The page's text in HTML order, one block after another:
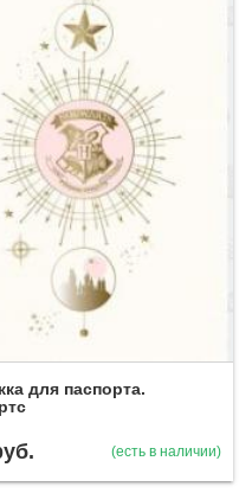
для паспорта.
(есть в наличии)